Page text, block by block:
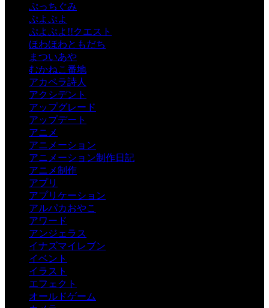
ぷっちぐみ
ぷよぷよ
ぷよぷよ!!クエスト
ほわほわともだち
まついあや
むかねこ番地
アカペラ詩人
アクシデント
アップグレード
アップデート
アニメ
アニメーション
アニメーション制作日記
アニメ制作
アプリ
アプリケーション
アルパカおやこ
アワード
アンジェラス
イナズマイレブン
イベント
イラスト
エフェクト
オールドゲーム